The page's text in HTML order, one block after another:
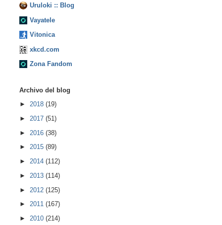
Uruloki :: Blog
Vayatele
Vitonica
xkcd.com
Zona Fandom
Archivo del blog
► 2018 (19)
► 2017 (51)
► 2016 (38)
► 2015 (89)
► 2014 (112)
► 2013 (114)
► 2012 (125)
► 2011 (167)
► 2010 (214)